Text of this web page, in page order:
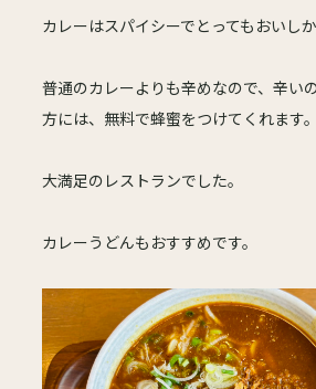
カレーはスパイシーでとってもおいしか
普通のカレーよりも辛めなので、辛
方には、無料で蜂蜜をつけてくれます。
大満足のレストランでした。
カレーうどんもおすすめです。